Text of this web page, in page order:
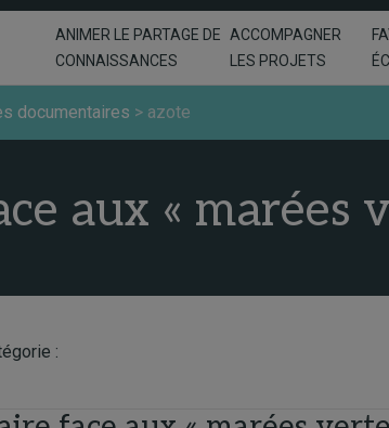
ANIMER LE PARTAGE DE
CONNAISSANCES
ACCOMPAGNER
LES PROJETS
documentaires > azote
aux « marées
: